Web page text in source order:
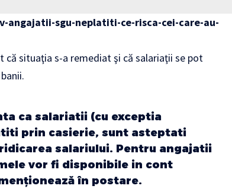
angajatii-sgu-neplatiti-ce-risca-cei-care-au-
că situaţia s-a remediat şi că salariaţii se pot
ca salariatii (cu exceptia
prin casierie, sunt asteptati
salariului. Pentru angajatii
vor fi disponibile in cont
în postare.